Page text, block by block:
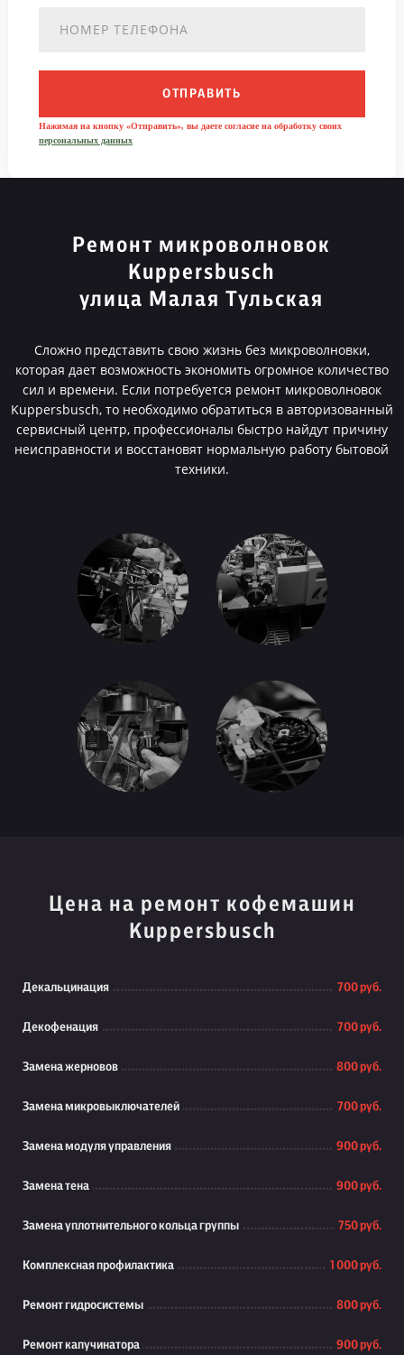
ОТПРАВИТЬ
Нажимая на кнопку «Отправить», вы даете согласие на обработку своих
персональных данных
Ремонт микроволновок
Kuppersbusch
улица Малая Тульская
Сложно представить свою жизнь без микроволновки,
которая дает возможность экономить огромное количество
сил и времени. Если потребуется ремонт микроволновок
Kuppersbusch, то необходимо обратиться в авторизованный
сервисный центр, профессионалы быстро найдут причину
неисправности и восстановят нормальную работу бытовой
техники.
Цена на ремонт кофемашин
Kuppersbusch
Декальцинация 700 руб.
Декофенация 700 руб.
Замена жерновов 800 руб.
Замена микровыключателей 700 руб.
Замена модуля управления 900 руб.
Замена тена 900 руб.
Замена уплотнительного кольца группы 750 руб.
Комплексная профилактика 1 000 руб.
Ремонт гидросистемы 800 руб.
Ремонт капучинатора 900 руб.